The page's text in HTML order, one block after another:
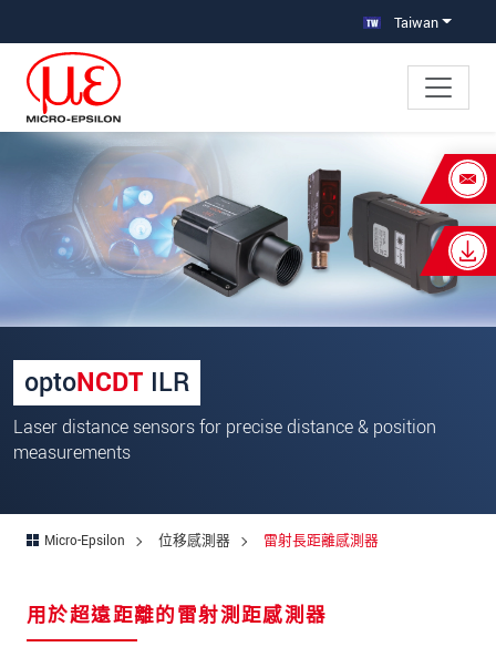
Taiwan
optoNCDT ILR
Laser distance sensors for precise distance & position
measurements
Micro-Epsilon 位移感測器 雷射長距離感測器
用於超遠距離的雷射測距感測器
×
Your request for: 雷射長距離感測器
姓名*
公司名稱*
連絡電話
E-Mail信箱
留言 *
我們謹慎的保護客戶個資，詳見